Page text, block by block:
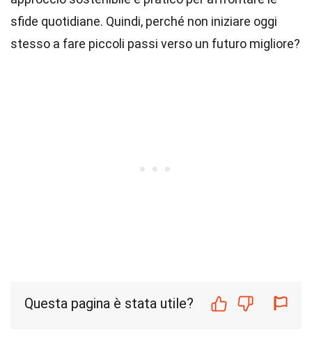
sfide quotidiane. Quindi, perché non iniziare oggi
stesso a fare piccoli passi verso un futuro migliore?
Questa pagina è stata utile?